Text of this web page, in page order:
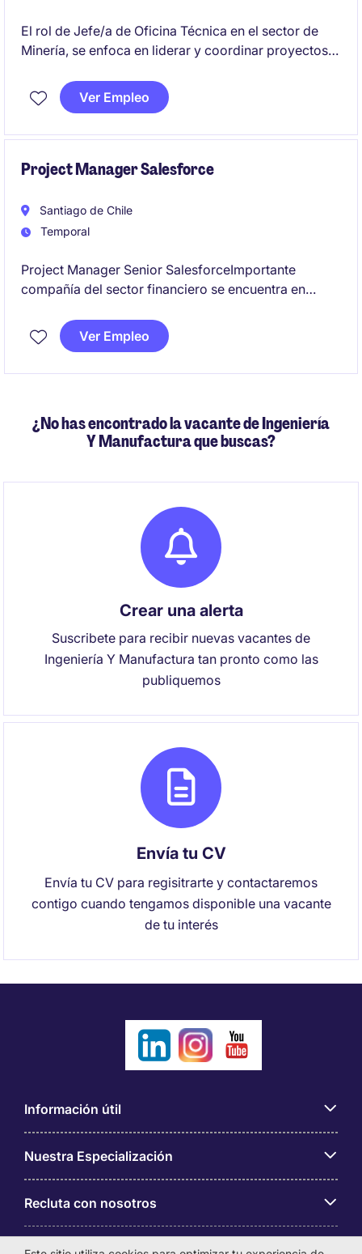
El rol de Jefe/a de Oficina Técnica en el sector de
Minería, se enfoca en liderar y coordinar proyectos
estándares de calidad y seguridad. Es una posición
estratégica para garantizar la correcta ejecución de
Ver Empleo
Project Manager Salesforce
Santiago de Chile
Temporal
Project Manager Senior SalesforceImportante
compañía del sector financiero se encuentra en
liderar un proyecto estratégico de implementación
de Salesforce CRM.
cumplimiento de alcance, plazos, costos y calidad,
coordinando equipos internos, áreas de negocio y
Ver Empleo
¿No has encontrado la vacante de Ingeniería
Y Manufactura que buscas?
Crear una alerta
Suscribete para recibir nuevas vacantes de
Ingeniería Y Manufactura tan pronto como las
publiquemos
Envía tu CV
Envía tu CV para regisitrarte y contactaremos
contigo cuando tengamos disponible una vacante
de tu interés
Información útil
Nuestra Especialización
Recluta con nosotros
Sobre Michael Page